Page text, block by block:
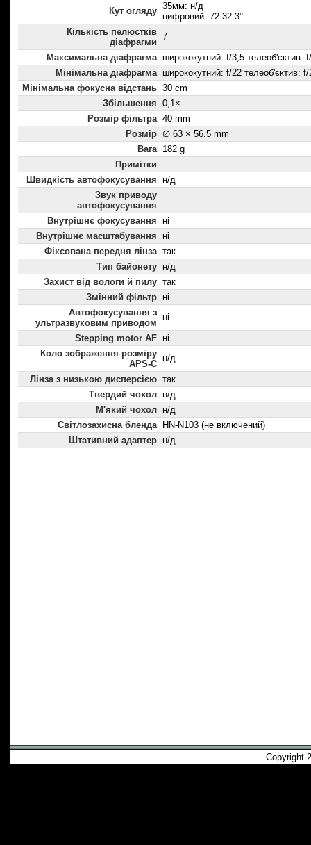
Кут огляду 35мм: н/д
цифровий: 72-32.3°
Кількість пелюстків
діафрагми
7
Максимальна діафрагма ширококутний: f/3,5 телеоб'єктив:
Мінімальна діафрагма ширококутний: f/22 телеоб'єктив: f/
Мінімальна фокусна відстань 30 cm
Збільшення 0,1×
Розмір фільтра 40 mm
Розмір ∅ 63 × 56.5 mm
Вага 182 g
Примітки
Швидкість автофокусування н/д
Звук приводу
автофокусування
Внутрішнє фокусування ні
Внутрішнє масштабування
ні
Фіксована передня лінза так
Тип байонету н/д
Захист від вологи й пилу так
Змінний фільтр ні
Автофокусування з
ультразвуковим приводом
ні
Stepping motor AF ні
Коло зображення розміру
APS-C
н/д
Лінза з низькою дисперсією так
Твердий чохол н/д
М'який чохол н/д
Світлозахисна бленда
HN-N103 (не включений)
Штативний адаптер н/д
Copyright